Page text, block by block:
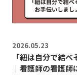
2026.05.23
「紐は自分で結
｜看護師の看護